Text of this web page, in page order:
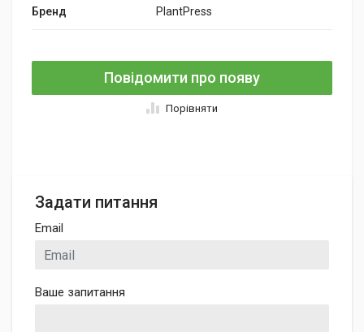
Бренд
PlantPress
Повідомити про появу
Порівняти
Задати питання
Email
Ваше запитання